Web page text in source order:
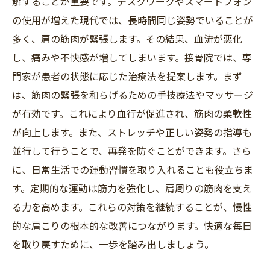
の使用が増えた現代では、長時間同じ姿勢でいることが
多く、肩の筋肉が緊張します。その結果、血流が悪化
し、痛みや不快感が増してしまいます。接骨院では、専
門家が患者の状態に応じた治療法を提案します。まず
は、筋肉の緊張を和らげるための手技療法やマッサージ
が有効です。これにより血行が促進され、筋肉の柔軟性
が向上します。また、ストレッチや正しい姿勢の指導も
並行して行うことで、再発を防ぐことができます。さら
に、日常生活での運動習慣を取り入れることも役立ちま
す。定期的な運動は筋力を強化し、肩周りの筋肉を支え
る力を高めます。これらの対策を継続することが、慢性
的な肩こりの根本的な改善につながります。快適な毎日
を取り戻すために、一歩を踏み出しましょう。